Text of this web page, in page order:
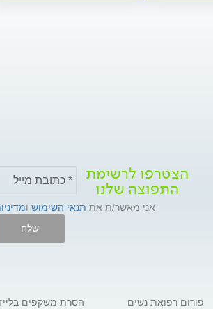
הצטרפו לרשימת
התפוצה שלנו
אני מאשר/ת את תנאי השימוש ו
שלח
פורום רפואת נשים
הסרת משקפים